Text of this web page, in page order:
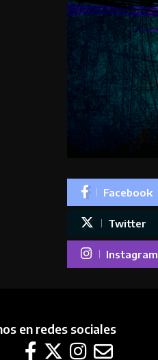
Facebook
Twitter
Instagram
en redes sociales